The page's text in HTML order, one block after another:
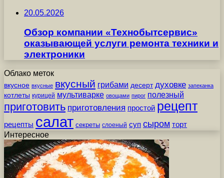
20.05.2026
Обзор компании «Технобытсервис»
оказывающей услуги ремонта техники и
электроники
Облако меток
вкусное вкусные вкусный грибами десерт духовке запеканка
котлеты курицей мультиварке овощами пирог полезный
приготовить приготовления простой рецепт
рецепты салат секреты слоеный суп сыром торт
Интересное